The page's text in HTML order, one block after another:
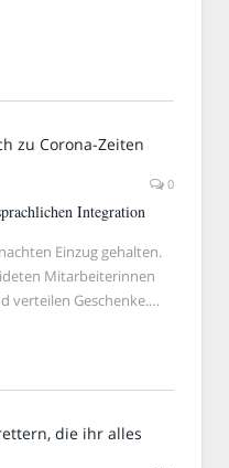
0
Integration
Einzug gehalten.
Mitarbeiterinnen
verteilen Geschenke.…